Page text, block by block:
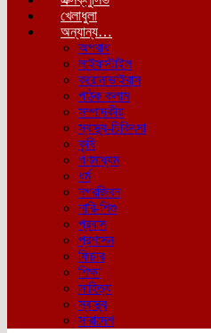
খেলাধুলা
অন্যান্য…
অপরাধ
লাইফস্টাইল
করোনাভাইরাস
পাঠক কলাম
সম্পাদকীয়
স্বাস্থ্য-চিকিৎসা
কৃষি
গণমাধ্যম
ধর্ম
নগরজিবন
নারি-শিশু
প্রবাস
প্রশাসন
ফিচার
শিক্ষা
সাহিত্য
স্বাস্থ্য
সারাদেশ